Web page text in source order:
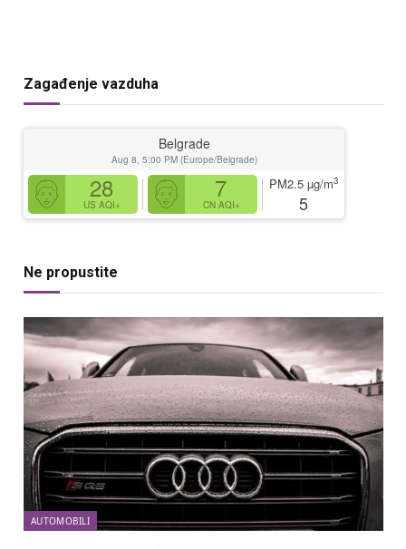
Zagađenje vazduha
Belgrade
Aug 8, 5:00 PM (Europe/Belgrade)
28
US AQI+
7
CN AQI+
PM2.5 µg/m3
5
Ne propustite
AUTOMOBILI